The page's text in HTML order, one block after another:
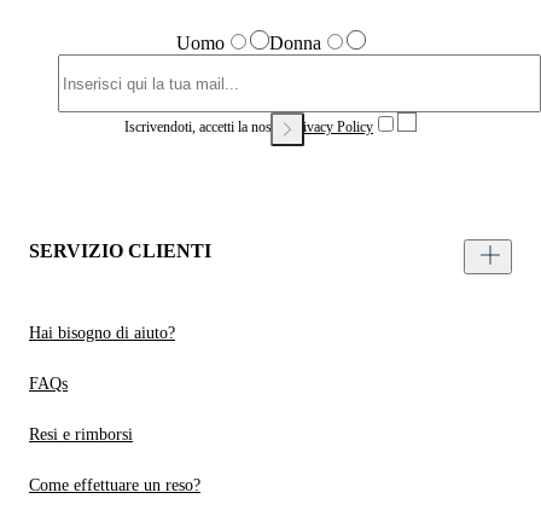
Uomo Donna
Iscrivendoti, accetti la nostraPrivacy Policy
SERVIZIO CLIENTI
Hai bisogno di aiuto?
FAQs
Resi e rimborsi
Come effettuare un reso?